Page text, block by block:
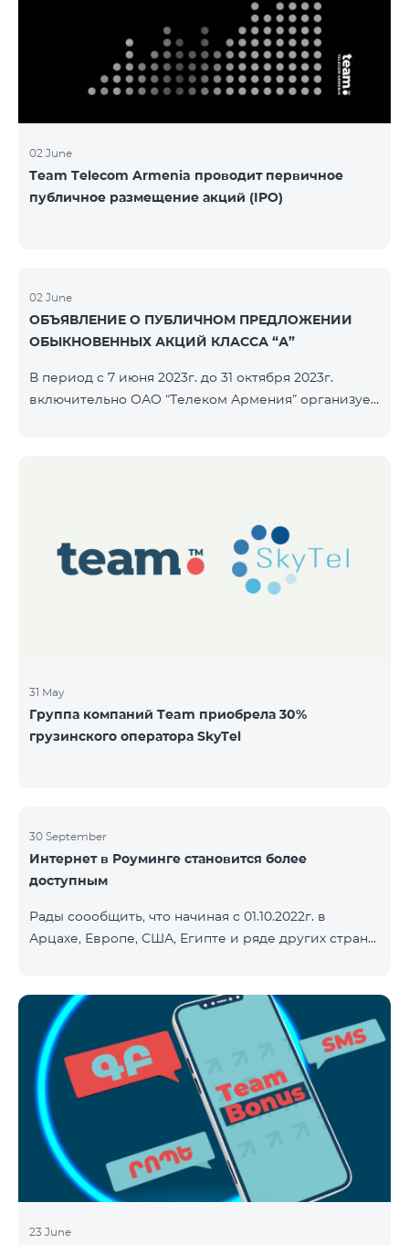
ընկերության զարգացման ռազմավարական
խնդիրը։ Լուծումներ առաջարկելու համար թիմերն
ունենալու են ընդամենը 72 ժամ։ Հաջողություն
մաղթելով մրցույթի մասնակիցներին Team
Telecom Armenia-ի գլխավոր տնօրեն Հայկ
Եսայանը նշեց, որ
02 June
Team Telecom Armenia проводит первичное
публичное размещение акций (IPO)
02 June
ОБЪЯВЛЕНИЕ О ПУБЛИЧНОМ ПРЕДЛОЖЕНИИ
ОБЫКНОВЕННЫХ АКЦИЙ КЛАССА “А”
В период с 7 июня 2023г. до 31 октября 2023г.
включительно ОАО “Телеком Армения” организует
ОБЬЕМ ПОКУПКИ 200 МИНИМАЛЬНАЯ СУММА
ПОКУПКИ 41,200 драмов ОРГАНИЗАТОР
31 May
Группа компаний Team приобрела 30%
грузинского оператора SkyTel
30 September
Интернет в Роуминге становится более
доступным
Рады соообщить, что начиная с 01.10.2022г. в
Арцахе, Европе, США, Египте и ряде других стран
звонки в Армению звонки – 150 драм/минута.
Исходящие звонки локальные – 500 драм/минута.
SMS – 150 драм. Полный список стран: Арцах,
Албания, Австралия, Австрия, Бельгия, Болгария,
Босния и Герцеговина, Великобритания, Венгрия,
Германия, Греция, Дания, Джерси, Египет,
Ирландия, Исландия, Испани
23 June